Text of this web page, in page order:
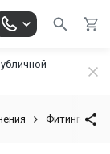
Фитинг-